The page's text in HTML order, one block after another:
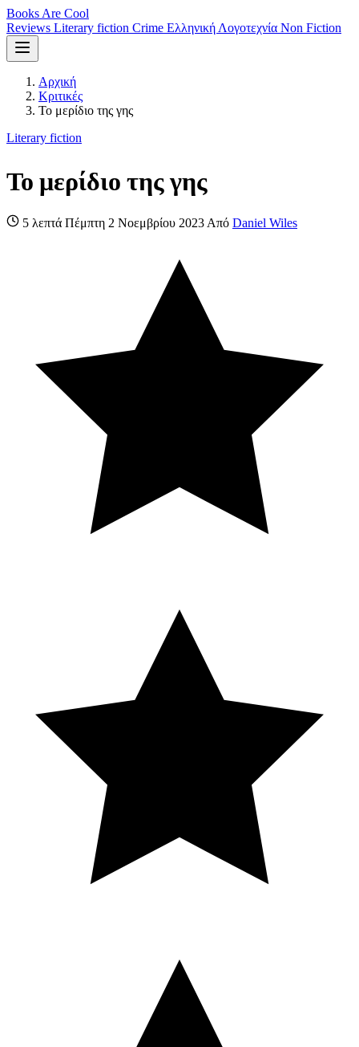
Books Are Cool
Reviews Literary fiction Crime Ελληνική Λογοτεχνία Non Fiction
Αρχική
Κριτικές
Το μερίδιο της γης
Literary fiction
Το μερίδιο της γης
5 λεπτά Πέμπτη 2 Νοεμβρίου 2023 Από Daniel Wiles